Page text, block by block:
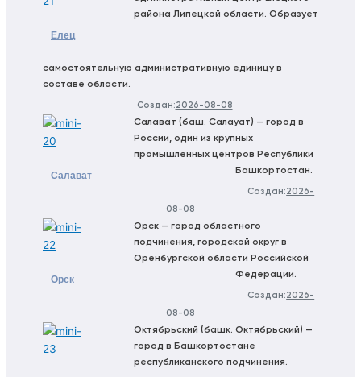
Елец
района Липецкой области. Образует
самостоятельную административную единицу в
составе области.
Создан:2026-08-08
Салават
Салават (баш. Салауат) — город в
России, один из крупных
промышленных центров Республики
Башкортостан.
Создан:2026-
08-08
Орск
Орск — город областного
подчинения, городской округ в
Оренбургской области Российской
Федерации.
Создан:2026-
08-08
Октябрьский (башк. Октябрьский) —
город в Башкортостане
республиканского подчинения.